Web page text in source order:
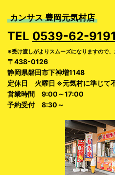
カンサス 豊岡元気村店
TEL 0539-62-9191
※受け渡しがよりスムーズになりますので
〒438-0126
静岡県磐田市下神増1148
定休日 火曜日 ※元気村に準じて
営業時間 9:00～17:00
予約受付 8:30～